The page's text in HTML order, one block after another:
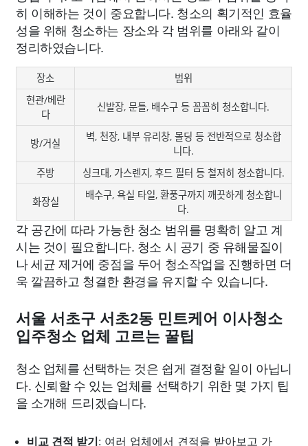
히 이해하는 것이 중요합니다. 청소의 획기적인 효율
성을 위해 청소하는 장소와 각 범위를 아래와 같이
정리하였습니다.
장소
범위
현관/베란
다
신발장, 문틀, 배수구 등 꼼꼼히 청소합니다.
방/거실
벽, 천장, 내부 유리창, 몰딩 등 전반적으로 청소합
니다.
주방
싱크대, 가스렌지, 후드 필터 등 철저히 청소합니다.
화장실
배수구, 욕실 타일, 환풍구까지 깨끗하게 청소합니
다.
각 공간에 따라 가능한 청소 범위를 명확히 알고 계
시는 것이 필요합니다. 청소 시 공기 중 유해물질이
나 세균 제거에 중점을 두어 청소작업을 진행하면 더
욱 깔끔하고 청결한 환경을 유지할 수 있습니다.
서울 서초구 서초2동 민트케어 이사청소
입주청소 업체 고르는 꿀팁
청소 업체를 선택하는 것은 쉽게 결정할 일이 아닙니
다. 신뢰할 수 있는 업체를 선택하기 위한 몇 가지 팁
을 소개해 드리겠습니다.
비교 견적 받기: 여러 업체에서 견적을 받아보고 가